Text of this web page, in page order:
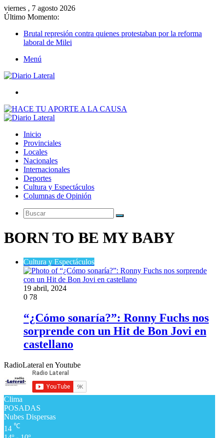
viernes , 7 agosto 2026
Último Momento:
Brutal represión contra quienes protestaban por la reforma
laboral de Milei
Menú
Inicio
Provinciales
Locales
Nacionales
Internacionales
Deportes
Cultura y Espectáculos
Columnas de Opinión
Buscar
BORN TO BE MY BABY
Cultura y Espectáculos
19 abril, 2024
0 78
“¿Cómo sonaría?”: Ronny Fuchs nos
sorprende con un Hit de Bon Jovi en
castellano
RadioLateral en Youtube
Clima
POSADAS
Nubes Dispersas
14 ℃